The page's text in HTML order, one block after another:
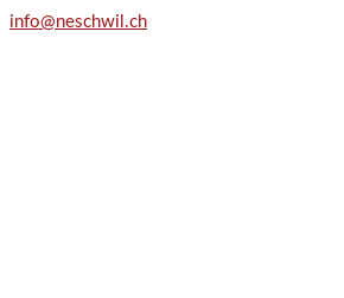
info@neschwil.ch